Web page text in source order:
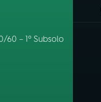
60 – 1º Subsolo